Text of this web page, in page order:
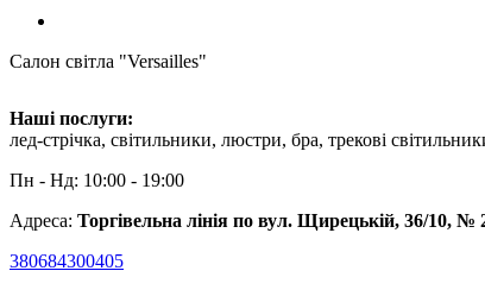
Cалон світла "Versailles"
Наші послуги:
лед-стрічка, світильники, люстри, бра, трекові
Пн - Нд: 10:00 - 19:00
Адреса: Торгівельна лінія по вул. Щирецькій, 36/10,
380684300405